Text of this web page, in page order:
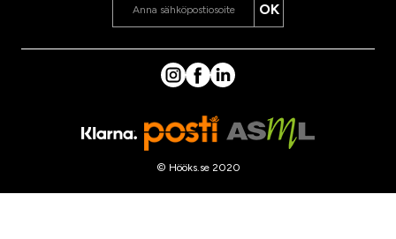
OK
© Hööks.se 2020